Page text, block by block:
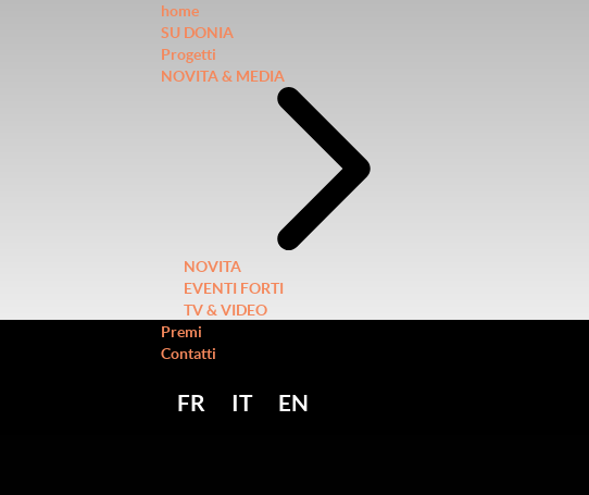
home
SU DONIA
Progetti
NOVITA & MEDIA
NOVITA
EVENTI FORTI
TV & VIDEO
Premi
Contatti
FR IT EN